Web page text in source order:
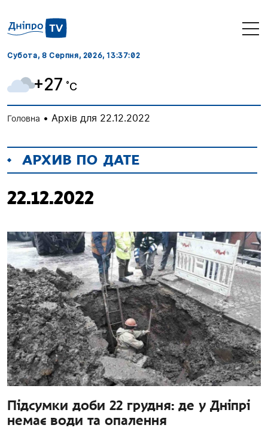
Субота, 8 Серпня, 2026, 13:37:03
+27 ˚C
Головна • Архів для 22.12.2022
АРХИВ ПО ДАТЕ
22.12.2022
Підсумки доби 22 грудня: де у Дніпрі
немає води та опалення